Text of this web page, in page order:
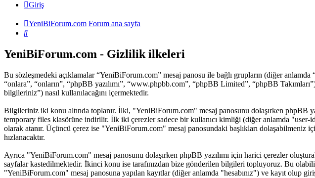
Giriş
YeniBiForum.com Forum ana sayfa
Ara
YeniBiForum.com - Gizlilik ilkeleri
Bu sözleşmedeki açıklamalar “YeniBiForum.com” mesaj panosu ile bağlı grupların (diğer
“onlara”, “onların”, “phpBB yazılımı”, “www.phpbb.com”, “phpBB Limited”, “phpBB
bilgileriniz”) nasıl kullanılacağını içermektedir.
Bilgileriniz iki konu altında toplanır. İlki, "YeniBiForum.com" mesaj panosunu dolaşırken phpBB
temporary files klasörüne indirilir. İlk iki çerezler sadece bir kullanıcı kimliği (diğer anlamda
olarak atanır. Üçüncü çerez ise "YeniBiForum.com" mesaj panosundaki başlıkları dolaşabilmeniz
hızlanacaktır.
Ayrıca "YeniBiForum.com" mesaj panosunu dolaşırken phpBB yazılımı için harici çerezler
sayfalar kastedilmektedir. İkinci konu ise tarafınızdan bize gönderilen bilgileri topluyoruz. Bu
"YeniBiForum.com" mesaj panosuna yapılan kayıtlar (diğer anlamda "hesabınız") ve kayıt olup